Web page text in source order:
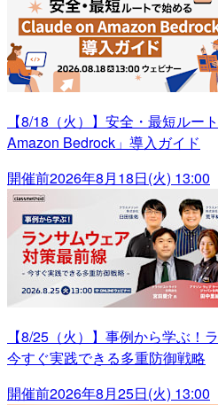
【8/18（火）】安全・最短ルー
Amazon Bedrock」導入ガイド
開催前2026年8月18日(火) 13:00
【8/25（火）】事例から学ぶ！
今すぐ実践できる多重防御戦略
開催前2026年8月25日(火) 13:00